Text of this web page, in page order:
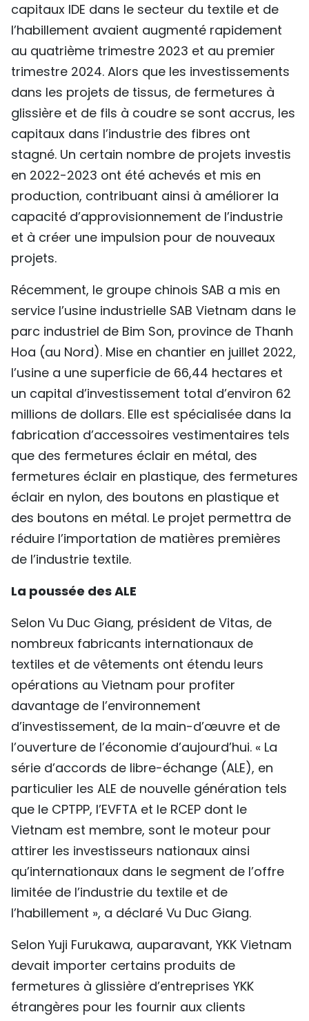
capitaux IDE dans le secteur du textile et de
l’habillement avaient augmenté rapidement
au quatrième trimestre 2023 et au premier
trimestre 2024. Alors que les investissements
dans les projets de tissus, de fermetures à
glissière et de fils à coudre se sont accrus, les
capitaux dans l’industrie des fibres ont
stagné. Un certain nombre de projets investis
en 2022-2023 ont été achevés et mis en
production, contribuant ainsi à améliorer la
capacité d’approvisionnement de l’industrie
et à créer une impulsion pour de nouveaux
projets.
Récemment, le groupe chinois SAB a mis en
service l’usine industrielle SAB Vietnam dans le
parc industriel de Bim Son, province de Thanh
Hoa (au Nord). Mise en chantier en juillet 2022,
l’usine a une superficie de 66,44 hectares et
un capital d’investissement total d’environ 62
millions de dollars. Elle est spécialisée dans la
fabrication d’accessoires vestimentaires tels
que des fermetures éclair en métal, des
fermetures éclair en plastique, des fermetures
éclair en nylon, des boutons en plastique et
des boutons en métal. Le projet permettra de
réduire l’importation de matières premières
de l’industrie textile.
La poussée des ALE
Selon Vu Duc Giang, président de Vitas, de
nombreux fabricants internationaux de
textiles et de vêtements ont étendu leurs
opérations au Vietnam pour profiter
davantage de l’environnement
d’investissement, de la main-d’œuvre et de
l’ouverture de l’économie d’aujourd’hui. « La
série d’accords de libre-échange (ALE), en
particulier les ALE de nouvelle génération tels
que le CPTPP, l’EVFTA et le RCEP dont le
Vietnam est membre, sont le moteur pour
attirer les investisseurs nationaux ainsi
qu’internationaux dans le segment de l’offre
limitée de l’industrie du textile et de
l’habillement », a déclaré Vu Duc Giang.
Selon Yuji Furukawa, auparavant, YKK Vietnam
devait importer certains produits de
fermetures à glissière d’entreprises YKK
étrangères pour les fournir aux clients